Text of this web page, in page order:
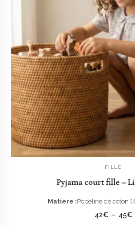
AJOUTER AU
FILLE
Pyjama court fille –
Matière :Popeline de coton (
42€ – 45€